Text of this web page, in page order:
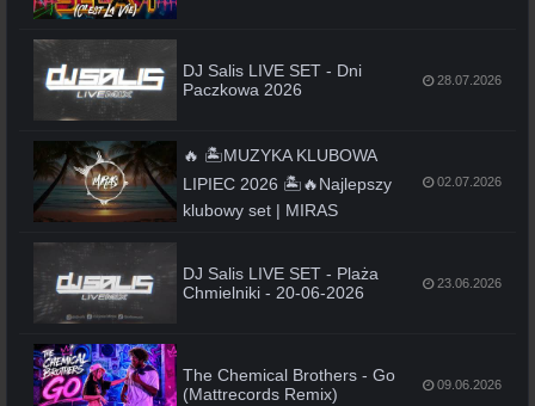
DJ Salis LIVE SET - Dni
Paczkowa 2026
28.07.2026
🔥 🏝️MUZYKA KLUBOWA
LIPIEC 2026 🏝️🔥Najlepszy
klubowy set | MIRAS
02.07.2026
DJ Salis LIVE SET - Plaża
Chmielniki - 20-06-2026
23.06.2026
The Chemical Brothers - Go
(Mattrecords Remix)
09.06.2026